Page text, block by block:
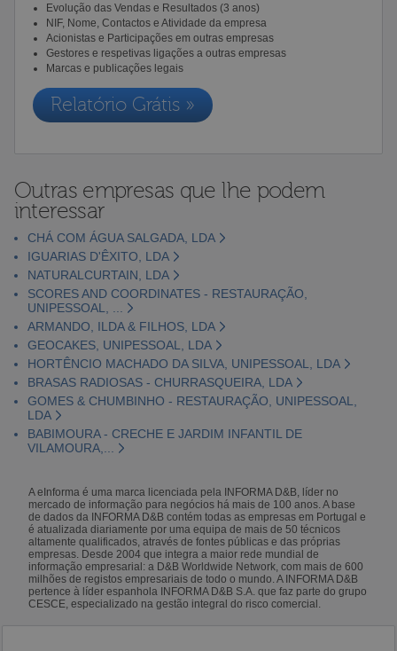
Evolução das Vendas e Resultados (3 anos)
NIF, Nome, Contactos e Atividade da empresa
Acionistas e Participações em outras empresas
Gestores e respetivas ligações a outras empresas
Marcas e publicações legais
Relatório Grátis »
Outras empresas que lhe podem
interessar
CHÁ COM ÁGUA SALGADA, LDA
IGUARIAS D'ÊXITO, LDA
NATURALCURTAIN, LDA
SCORES AND COORDINATES - RESTAURAÇÃO,
UNIPESSOAL, ...
ARMANDO, ILDA & FILHOS, LDA
GEOCAKES, UNIPESSOAL, LDA
HORTÊNCIO MACHADO DA SILVA, UNIPESSOAL, LDA
BRASAS RADIOSAS - CHURRASQUEIRA, LDA
GOMES & CHUMBINHO - RESTAURAÇÃO, UNIPESSOAL,
LDA
BABIMOURA - CRECHE E JARDIM INFANTIL DE
VILAMOURA,...
A eInforma é uma marca licenciada pela INFORMA D&B, líder no
mercado de informação para negócios há mais de 100 anos. A base
de dados da INFORMA D&B contém todas as empresas em Portugal e
é atualizada diariamente por uma equipa de mais de 50 técnicos
altamente qualificados, através de fontes públicas e das próprias
empresas. Desde 2004 que integra a maior rede mundial de
informação empresarial: a D&B Worldwide Network, com mais de 600
milhões de registos empresariais de todo o mundo. A INFORMA D&B
pertence à líder espanhola INFORMA D&B S.A. que faz parte do grupo
CESCE, especializado na gestão integral do risco comercial.